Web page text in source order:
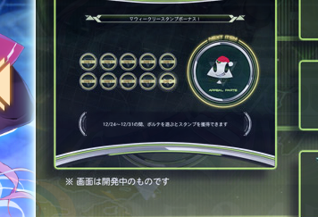
ヴァルキリージェネレーター
Valkyrie modelの特徴